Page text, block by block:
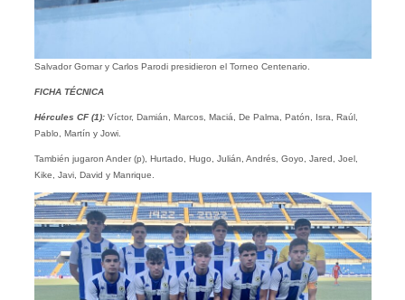
Salvador Gomar y Carlos Parodi presidieron el Torneo Centenario.
FICHA TÉCNICA
Hércules CF (1):Víctor, Damián, Marcos, Maciá, De Palma, Patón, Isra, Raúl,
Pablo, Martín y Jowi.
También jugaron Ander (p), Hurtado, Hugo, Julián, Andrés, Goyo, Jared, Joel,
Kike, Javi, David y Manrique.